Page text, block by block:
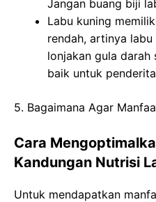
Jangan buang biji
Labu kuning
rendah, artinya
lonjakan gula darah
baik untuk
5. Bagaimana Agar
Cara
Kandungan Nutrisi
Untuk mendapatkan